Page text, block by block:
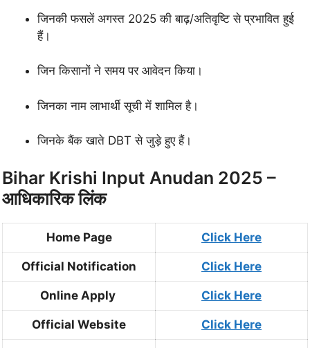
जिनकी फसलें अगस्त 2025 की बाढ़/अतिवृष्टि से प्रभावित हुई
हैं।
जिन किसानों ने समय पर आवेदन किया।
जिनका नाम लाभार्थी सूची में शामिल है।
जिनके बैंक खाते DBT से जुड़े हुए हैं।
Bihar Krishi Input Anudan 2025 –
आधिकारिक लिंक
Home Page Click Here
Official Notification Click Here
Online Apply Click Here
Official Website Click Here